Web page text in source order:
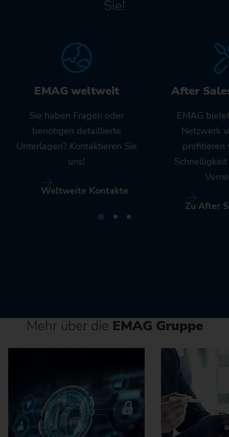
Sie!
EMAG weltweit
Sie haben Fragen oder
benötigen detaillierte
Unterlagen? Kontaktieren Sie
uns!
Weltweite Kontakte
After
EMAG
Netzwerk
profitieren
Zu After
Mehr über die EMAG Gruppe